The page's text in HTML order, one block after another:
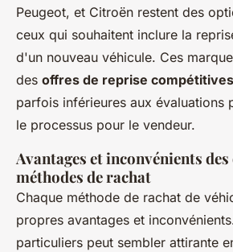
Peugeot, et Citroën restent des
ceux qui souhaitent inclure la
d'un nouveau véhicule. Ces
des offres de reprise compétitives
parfois inférieures aux évaluations
le processus pour le vendeur.
Avantages et inconvénients
méthodes de rachat
Chaque méthode de rachat de
propres avantages et
particuliers peut sembler attirante